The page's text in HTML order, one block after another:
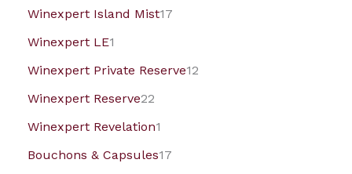
Winexpert Island Mist17
Winexpert LE1
Winexpert Private Reserve12
Winexpert Reserve22
Winexpert Revelation1
Bouchons & Capsules17